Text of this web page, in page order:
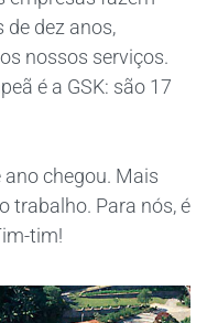
dez anos,
nossos serviços.
é a GSK: são 17
chegou. Mais
trabalho. Para nós, é
tim!